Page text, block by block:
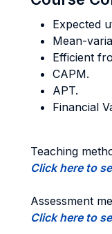
Expected
Mean-
Efficient
CAPM.
APT.
Financial
Teaching
Click here to
Assessment
Click here to